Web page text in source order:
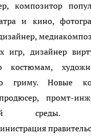
композитор
и кино,
игр, дизайнер
костюмам,
гриму. Новые
промт-
среды.